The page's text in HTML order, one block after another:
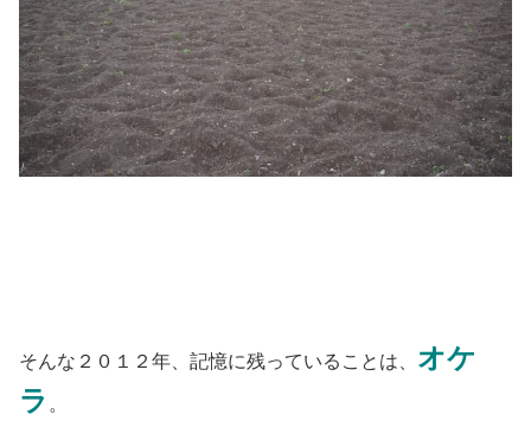
そんな２０１２年、記憶に残っていることは、 オケ
ラ 。